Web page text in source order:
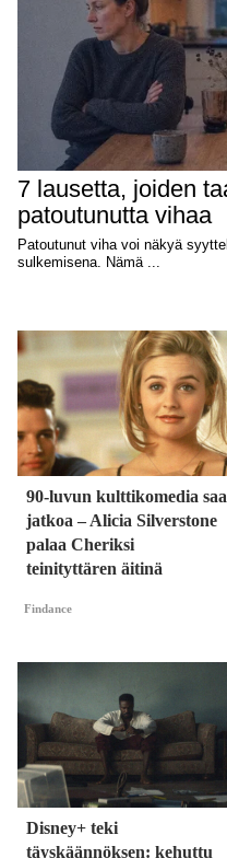
90-luvun kulttikomedia saa
jatkoa – Alicia Silverstone
palaa Cheriksi
teinityttären äitinä
Findance
Disney+ teki
täyskäännöksen: kehuttu